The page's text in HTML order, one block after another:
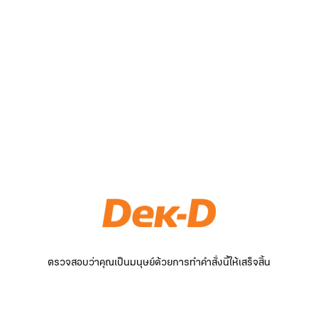
ตรวจสอบว่าคุณเป็นมนุษย์ด้วยการทำคำสั่งนี้ให้เสร็จสิ้น